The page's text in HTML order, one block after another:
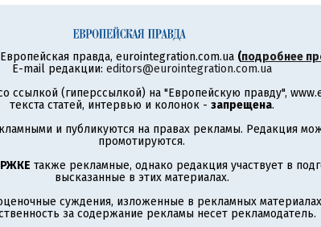
правда, eurointegration.com.ua (подробнее
E-mail редакции: editors@eurointegration.com.ua
ссылкой (гиперссылкой) на "Европейскую правду",
текста статей, интервью и колонок - запрещена.
и публикуются на правах рекламы. Редакция
промотируются.
также рекламные, однако редакция участвует в
высказанные в этих материалах.
суждения, изложенные в рекламных
за содержание рекламы несет рекламодатель.